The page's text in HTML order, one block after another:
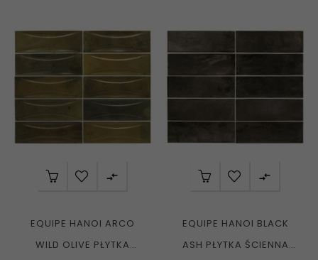

EQUIPE HANOI ARCO
WILD OLIVE PŁYTKA

EQUIPE HANOI BLACK
ASH PŁYTKA ŚCIENNA